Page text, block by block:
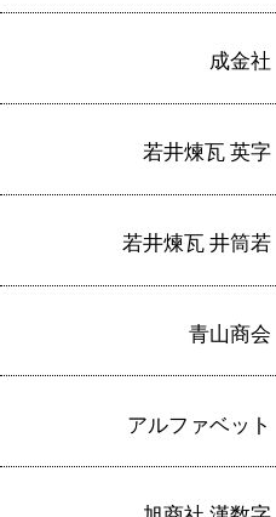
成金社
若井煉瓦 英字
若井煉瓦 井筒若
青山商会
アルファベット